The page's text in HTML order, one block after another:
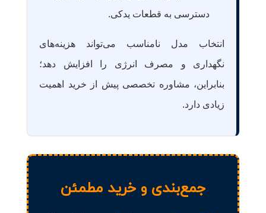
دسترسی به قطعات یدکی.
انتخاب مدل نامناسب می‌تواند هزینه‌های
نگهداری و مصرف انرژی را افزایش دهد؛
بنابراین، مشاوره تخصصی پیش از خرید اهمیت
زیادی دارد.
جمع‌بندی و خرید مطمئن